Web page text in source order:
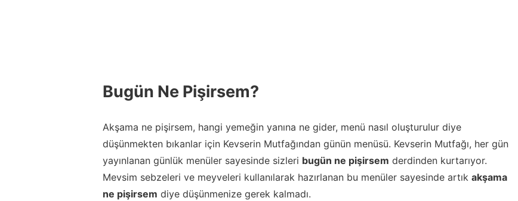
Bugün Ne Pişirsem?
Akşama ne pişirsem, hangi yemeğin yanına ne gider, menü nasıl oluşturulur diye
düşünmekten bıkanlar için Kevserin Mutfağından günün menüsü. Kevserin Mutfağı, her gün
yayınlanan günlük menüler sayesinde sizleri bugün ne pişirsem derdinden kurtarıyor.
Mevsim sebzeleri ve meyveleri kullanılarak hazırlanan bu menüler sayesinde artık akşama
ne pişirsem diye düşünmenize gerek kalmadı.